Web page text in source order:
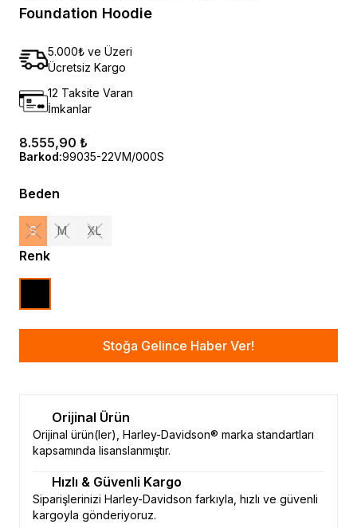
Foundation Hoodie
5.000₺ ve Üzeri
Ücretsiz Kargo
12 Taksite Varan
İmkanlar
8.555,90 ₺
Barkod:99035-22VM/000S
Beden
S M XL
Renk
Stoğa Gelince Haber Ver!
Orijinal Ürün
Orijinal ürün(ler), Harley-Davidson® marka standartları
kapsamında lisanslanmıştır.
Hızlı & Güvenli Kargo
Siparişlerinizi Harley-Davidson farkıyla, hızlı ve güvenli
kargoyla gönderiyoruz.